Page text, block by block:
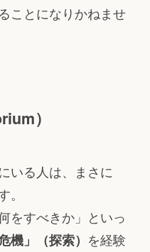
ことになりかねませ
）
いる人は、まさに
をすべきか」といっ
機」（探索） を経験